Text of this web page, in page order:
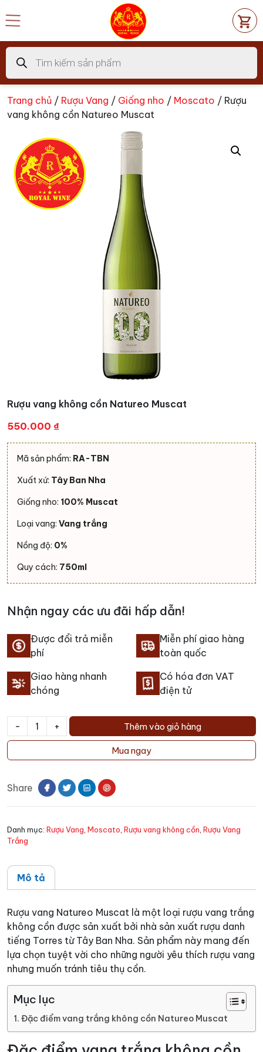
đến
dung
Tìm
kiếm
sản
phẩm
Trang chủ / Rượu Vang / Giống nho / Moscato / Rượu
vang không cồn Natureo Muscat
Rượu vang không cồn Natureo Muscat
550.000 ₫
Mã sản phẩm: RA-TBN
Xuất xứ: Tây Ban Nha
Giống nho: 100% Muscat
Loại vang: Vang trắng
Nồng độ: 0%
Quy cách: 750ml
Nhận ngay các ưu đãi hấp dẫn!
Được đổi trả miễn
phí
Miễn phí giao hàng
toàn quốc
Giao hàng nhanh
chóng
Có hóa đơn VAT
điện tử
-
Rượu
không
Natureo
lượng
+ Thêm vào giỏ hàng
Mua ngay
Share
Danh mục: Rượu Vang, Moscato, Rượu vang không cồn, Rượu Vang
Trắng
Mô tả
Rượu vang Natureo Muscat là một loại rượu vang trắng
không cồn được sản xuất bởi nhà sản xuất rượu danh
tiếng Torres từ Tây Ban Nha. Sản phẩm này mang đến
lựa chọn tuyệt vời cho những người yêu thích rượu vang
nhưng muốn tránh tiêu thụ cồn.
Mục lục
Đặc điểm vang trắng không cồn Natureo Muscat